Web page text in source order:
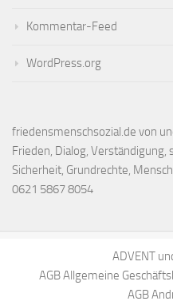
Kommentar-Feed
WordPress.org
friedensmenschsozial.de von
Frieden, Dialog, Verständigung,
Sicherheit, Grundrechte,
0621 5867 8054
ADVENT
AGB Allgemeine
AGB